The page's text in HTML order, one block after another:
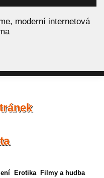
moderní internetová
Erotika
Filmy a hudba